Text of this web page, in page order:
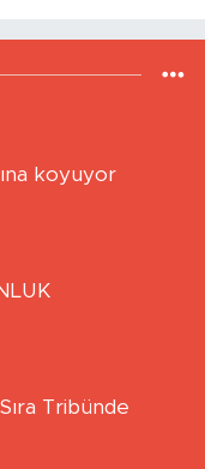
koyuyor
Tribünde